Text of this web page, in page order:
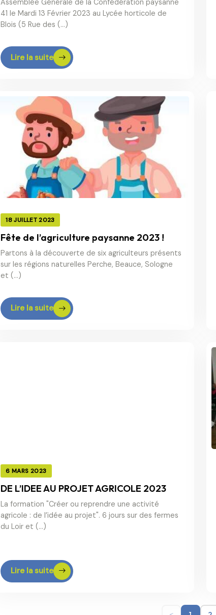
Assemblée Générale de la Confédération paysanne
41 le Mardi 13 Février 2023 au Lycée horticole de
Blois (5 Rue des (…)
Lire la suite
18 JUILLET 2023
Fête de l’agriculture paysanne 2023 !
Partons à la découverte de six agriculteurs présents
sur les régions naturelles Perche, Beauce, Sologne
et (…)
Lire la suite
6 MARS 2023
DE L’IDEE AU PROJET AGRICOLE 2023
La formation "Créer ou reprendre une activité
agricole : de l’idée au projet". 6 jours sur des fermes
du Loir et (…)
Lire la suite